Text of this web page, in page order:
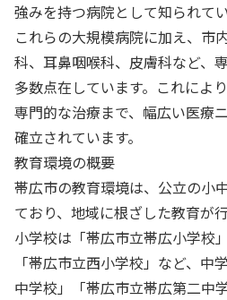
強みを持つ病院として知られてい
これらの大規模病院に加え、市
科、耳鼻咽喉科、皮膚科など、
多数点在しています。これによ
専門的な治療まで、幅広い医療
確立されています。
教育環境の概要
帯広市の教育環境は、公立の小
ており、地域に根ざした教育が
小学校は「帯広市立帯広小学校
「帯広市立西小学校」など、中
中学校」「帯広市立帯広第二中